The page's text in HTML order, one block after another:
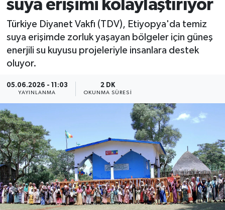
suya erişimi kolaylaştırıyor
Türkiye Diyanet Vakfı (TDV), Etiyopya'da temiz
suya erişimde zorluk yaşayan bölgeler için güneş
enerjili su kuyusu projeleriyle insanlara destek
oluyor.
05.06.2026 - 11:03
YAYINLANMA
2 DK
OKUNMA SÜRESI
Aksaray Müftülüğü
Amasya Müftülüğü
Antalya Müftülüğü
Ardahan Müftülüğü
Artvin Müftülüğü
Aydın Müftülüğü
Balıkesir Müftülüğü
Diyanet Bilgi
Diyanet Takvimi
Hadislerle İslam
Kudüs
Kurban
Mukabele
Peygamberimizin Hayatı
Basında Bugün
DİYANET eKİTAP
TDV
Hutbeler
DİYANET AKADEMİ
DİYANET GENÇLİK
DİYANET RADYO/TV
Süper Lig Puan Durumu ve Fikstür
Tüm Manşetler
Haber Arşivi